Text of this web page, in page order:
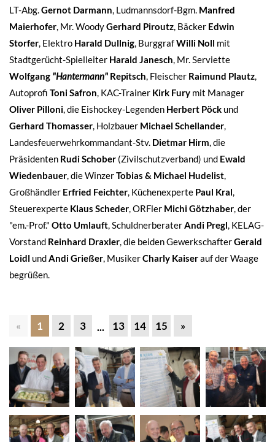
LT-Abg.Gernot Darmann, Ludmannsdorf-Bgm. Manfred
Maierhofer, Mr. WoodyGerhard Piroutz, Bäcker Edwin
Storfer, Elektro Harald Dullnig, BurggrafWilli Noll mit
Stadtgerücht-Spielleiter Harald Janesch, Mr. Serviette
Wolfgang "Hantermann" Repitsch, Fleischer Raimund Plautz,
Autoprofi Toni Safron, KAC-Trainer Kirk Fury mit Manager
Oliver Pilloni, die Eishockey-Legenden Herbert Pöck und
Gerhard Thomasser, Holzbauer Michael Schellander,
Landesfeuerwehrkommandant-Stv. Dietmar Hirm, die
Präsidenten Rudi Schober (Zivilschutzverband) und Ewald
Wiedenbauer, die WinzerTobias & Michael Hudelist,
Großhändler Erfried Feichter, Küchenexperte Paul Kral,
Steuerexperte Klaus Scheder, ORFler Michi Götzhaber, der
"em.-Prof." Otto Umlauft, SchuldnerberaterAndi Pregl, KELAG-
Vorstand Reinhard Draxler, die beiden GewerkschafterGerald
Loidl undAndi Grießer, MusikerCharly Kaiserauf der Waage
begrüßen.
« 1 2 3 ... 13 14 15 »